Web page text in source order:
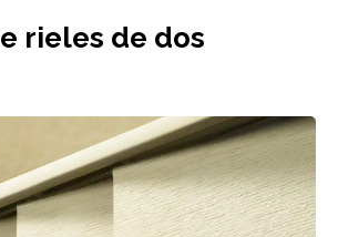
rieles de dos